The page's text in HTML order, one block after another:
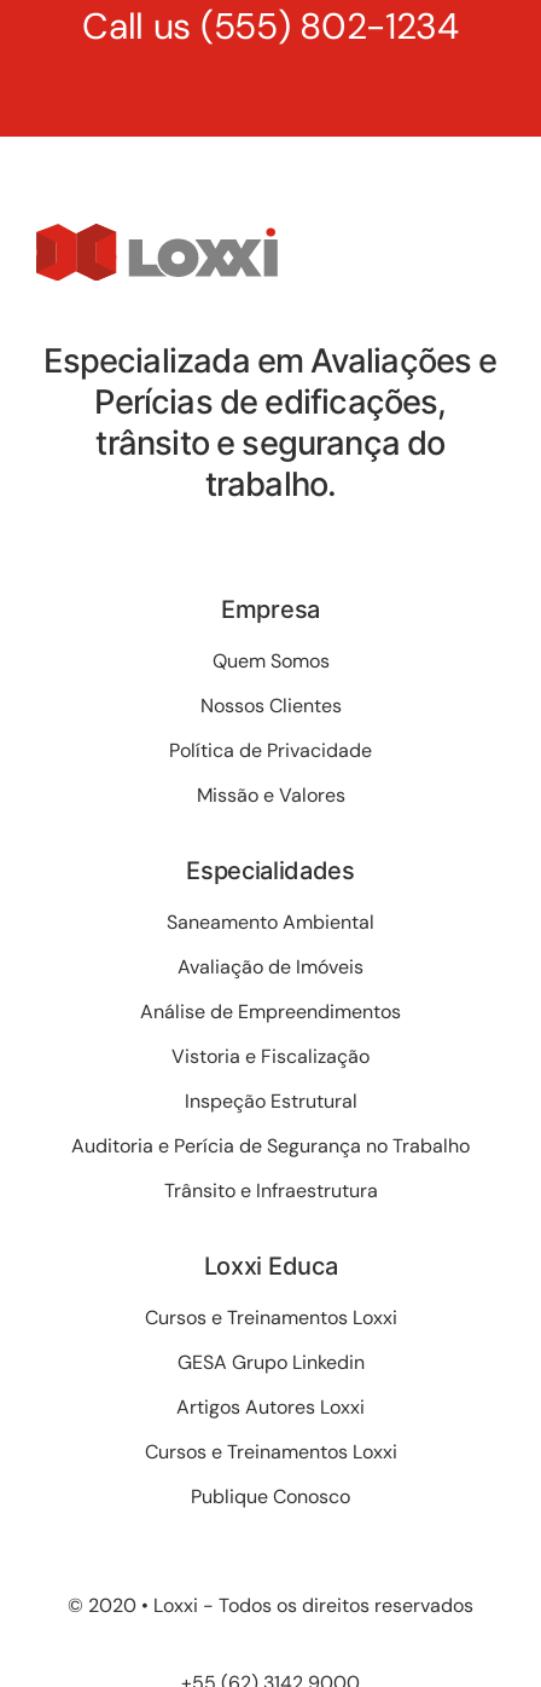
Call us (555) 802-1234
Especializada em Avaliações e
Perícias de edificações,
trânsito e segurança do
trabalho.
Empresa
Quem Somos
Nossos Clientes
Política de Privacidade
Missão e Valores
Especialidades
Saneamento Ambiental
Avaliação de Imóveis
Análise de Empreendimentos
Vistoria e Fiscalização
Inspeção Estrutural
Auditoria e Perícia de Segurança no Trabalho
Trânsito e Infraestrutura
Loxxi Educa
Cursos e Treinamentos Loxxi
GESA Grupo Linkedin
Artigos Autores Loxxi
Cursos e Treinamentos Loxxi
Publique Conosco
© 2020 • Loxxi - Todos os direitos reservados